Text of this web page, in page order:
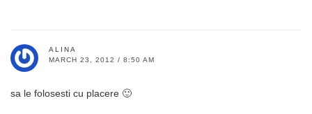
ALINA
MARCH 23, 2012 / 8:50 AM
sa le folosesti cu placere 🙂